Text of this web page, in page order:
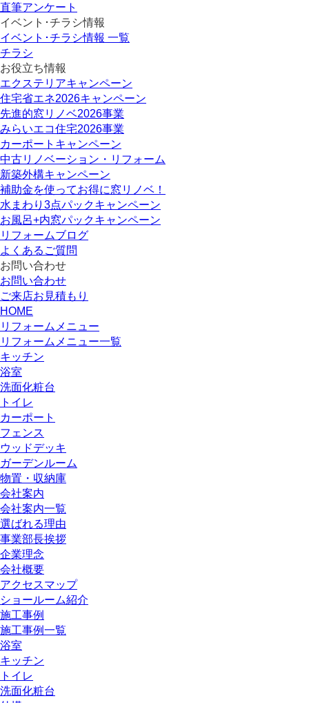
直筆アンケート
イベント･チラシ情報
イベント･チラシ情報 一覧
チラシ
お役立ち情報
エクステリアキャンペーン
住宅省エネ2026キャンペーン
先進的窓リノベ2026事業
みらいエコ住宅2026事業
カーポートキャンペーン
中古リノベーション・リフォーム
新築外構キャンペーン
補助金を使ってお得に窓リノベ！
水まわり3点パックキャンペーン
お風呂+内窓パックキャンペーン
リフォームブログ
よくあるご質問
お問い合わせ
お問い合わせ
ご来店お見積もり
HOME
リフォームメニュー
リフォームメニュー一覧
キッチン
浴室
洗面化粧台
トイレ
カーポート
フェンス
ウッドデッキ
ガーデンルーム
物置・収納庫
会社案内
会社案内一覧
選ばれる理由
事業部長挨拶
企業理念
会社概要
アクセスマップ
ショールーム紹介
施工事例
施工事例一覧
浴室
キッチン
トイレ
洗面化粧台